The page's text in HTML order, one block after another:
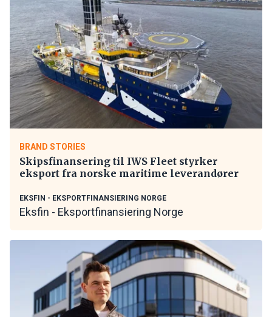
BRAND STORIES
Skipsfinansering til IWS Fleet styrker
eksport fra norske maritime leverandører
EKSFIN - EKSPORTFINANSIERING NORGE
Eksfin - Eksportfinansiering Norge